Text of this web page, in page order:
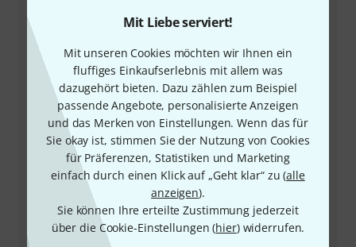
Mit Liebe serviert!
Mit unseren Cookies möchten wir Ihnen ein
fluffiges Einkaufserlebnis mit allem was
dazugehört bieten. Dazu zählen zum Beispiel
passende Angebote, personalisierte Anzeigen
und das Merken von Einstellungen. Wenn das für
Sie okay ist, stimmen Sie der Nutzung von Cookies
für Präferenzen, Statistiken und Marketing
einfach durch einen Klick auf „Geht klar“ zu (alle
anzeigen).
Sie können Ihre erteilte Zustimmung jederzeit
über die Cookie-Einstellungen (hier) widerrufen.
Unser Thomann Team Kundenservice steht Ihnen bei
allen Fragen und Problemen nach dem Kauf zur Seite.
Kundennummer bereithalten
Öffnungszeiten
Rückruf vereinbaren
Mehr Kontaktoptionen
Produkt zurücksenden